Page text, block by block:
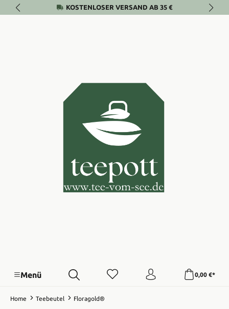
Zum Hauptinhalt springenKOSTENLOSER VERSAND AB 35 €
Menü 0,00 €*
Home Teebeutel Floragold®